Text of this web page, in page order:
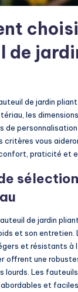
de
de jardin
les
de
critères vous
praticité et
de jardin
et son entretien.
et résistants à
offrent une
lourds. Les
et